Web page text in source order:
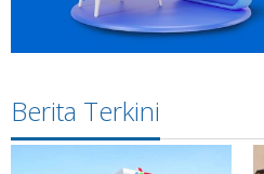
Berita Terkini